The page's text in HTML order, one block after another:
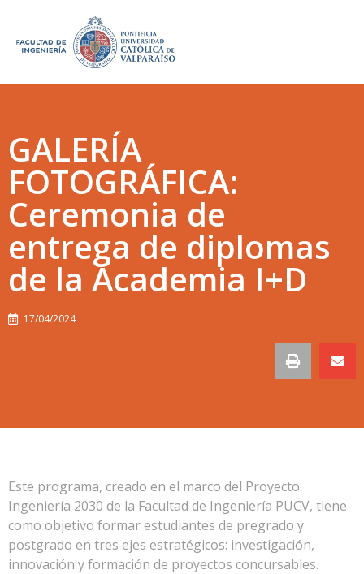
GALERÍA
FOTOGRÁFICA:
Ceremonia de
entrega de diplomas
de la Academia I+D
17/04/2024
Este programa, creado en el marco del Proyecto
Ingeniería 2030 de la Facultad de Ingeniería PUCV, tiene
como objetivo formar estudiantes de pregrado y
postgrado en tres ejes estratégicos: investigación,
innovación y formación de proyectos concursables.